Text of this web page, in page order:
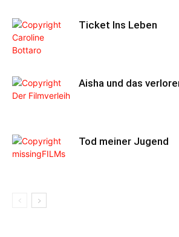
Ticket Ins Leben
Aisha und das
Tod meiner Jugend